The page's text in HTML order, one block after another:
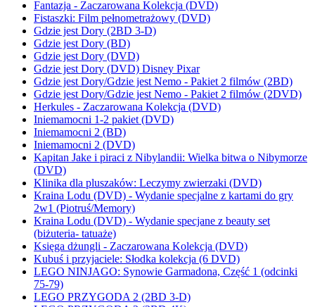
Fantazja - Zaczarowana Kolekcja (DVD)
Fistaszki: Film pełnometrażowy (DVD)
Gdzie jest Dory (2BD 3-D)
Gdzie jest Dory (BD)
Gdzie jest Dory (DVD)
Gdzie jest Dory (DVD) Disney Pixar
Gdzie jest Dory/Gdzie jest Nemo - Pakiet 2 filmów (2BD)
Gdzie jest Dory/Gdzie jest Nemo - Pakiet 2 filmów (2DVD)
Herkules - Zaczarowana Kolekcja (DVD)
Iniemamocni 1-2 pakiet (DVD)
Iniemamocni 2 (BD)
Iniemamocni 2 (DVD)
Kapitan Jake i piraci z Nibylandii: Wielka bitwa o Nibymorze
(DVD)
Klinika dla pluszaków: Leczymy zwierzaki (DVD)
Kraina Lodu (DVD) - Wydanie specjalne z kartami do gry
2w1 (Piotruś/Memory)
Kraina Lodu (DVD) - Wydanie specjane z beauty set
(biżuteria- tatuaże)
Księga dżungli - Zaczarowana Kolekcja (DVD)
Kubuś i przyjaciele: Słodka kolekcja (6 DVD)
LEGO NINJAGO: Synowie Garmadona, Część 1 (odcinki
75-79)
LEGO PRZYGODA 2 (2BD 3-D)